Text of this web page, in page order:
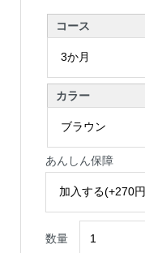
コース
カラー
あんしん保障
数量